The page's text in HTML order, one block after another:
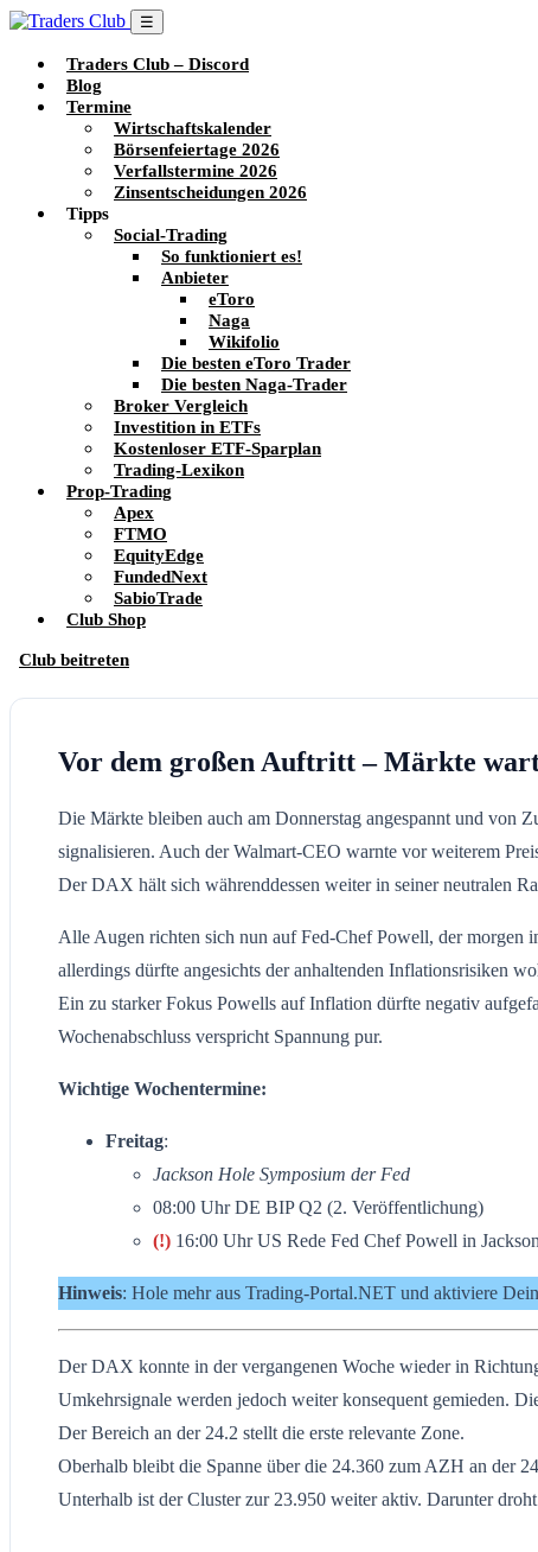
☰
Traders Club – Discord
Blog
Termine
Wirtschaftskalender
Börsenfeiertage 2026
Verfallstermine 2026
Zinsentscheidungen 2026
Tipps
Social-Trading
So funktioniert es!
Anbieter
eToro
Naga
Wikifolio
Die besten eToro Trader
Die besten Naga-Trader
Broker Vergleich
Investition in ETFs
Kostenloser ETF-Sparplan
Trading-Lexikon
Prop-Trading
Apex
FTMO
EquityEdge
FundedNext
SabioTrade
Club Shop
Club beitreten
Vor dem großen Auftritt – Märkte
Die Märkte bleiben auch am Donnerstag angespannt und von
signalisieren. Auch der Walmart-CEO warnte vor weiterem
Der DAX hält sich währenddessen weiter in seiner neutralen
Alle Augen richten sich nun auf Fed-Chef Powell, der morgen
allerdings dürfte angesichts der anhaltenden Inflationsrisiken
Ein zu starker Fokus Powells auf Inflation dürfte negativ
Wochenabschluss verspricht Spannung pur.
Wichtige Wochentermine:
Freitag:
Jackson Hole Symposium der Fed
08:00 Uhr DE BIP Q2 (2. Veröffentlichung)
(!) 16:00 Uhr US Rede Fed Chef Powell in
Hinweis: Hole mehr aus Trading-Portal.NET und aktiviere
Der DAX konnte in der vergangenen Woche wieder in
Umkehrsignale werden jedoch weiter konsequent gemieden.
Der Bereich an der 24.2 stellt die erste relevante Zone.
Oberhalb bleibt die Spanne über die 24.360 zum AZH an der
Unterhalb ist der Cluster zur 23.950 weiter aktiv. Darunter